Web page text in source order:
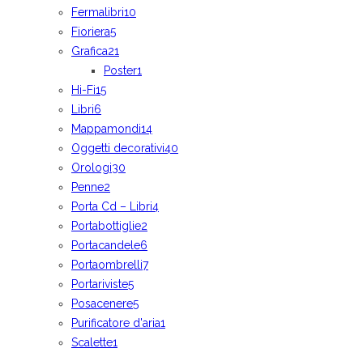
Fermalibri10
Fioriera5
Grafica21
Poster1
Hi-Fi15
Libri6
Mappamondi14
Oggetti decorativi40
Orologi30
Penne2
Porta Cd – Libri4
Portabottiglie2
Portacandele6
Portaombrelli7
Portariviste5
Posacenere5
Purificatore d'aria1
Scalette1